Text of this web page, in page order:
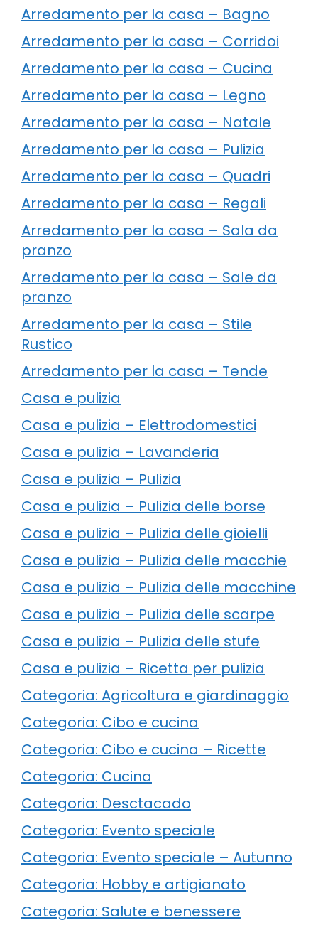
Arredamento per la casa – Bagno
Arredamento per la casa – Corridoi
Arredamento per la casa – Cucina
Arredamento per la casa – Legno
Arredamento per la casa – Natale
Arredamento per la casa – Pulizia
Arredamento per la casa – Quadri
Arredamento per la casa – Regali
Arredamento per la casa – Sala da
pranzo
Arredamento per la casa – Sale da
pranzo
Arredamento per la casa – Stile
Rustico
Arredamento per la casa – Tende
Casa e pulizia
Casa e pulizia – Elettrodomestici
Casa e pulizia – Lavanderia
Casa e pulizia – Pulizia
Casa e pulizia – Pulizia delle borse
Casa e pulizia – Pulizia delle gioielli
Casa e pulizia – Pulizia delle macchie
Casa e pulizia – Pulizia delle macchine
Casa e pulizia – Pulizia delle scarpe
Casa e pulizia – Pulizia delle stufe
Casa e pulizia – Ricetta per pulizia
Categoria: Agricoltura e giardinaggio
Categoria: Cibo e cucina
Categoria: Cibo e cucina – Ricette
Categoria: Cucina
Categoria: Desctacado
Categoria: Evento speciale
Categoria: Evento speciale – Autunno
Categoria: Hobby e artigianato
Categoria: Salute e benessere